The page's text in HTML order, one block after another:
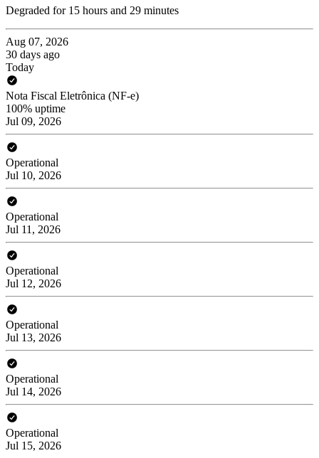
Degraded for 15 hours and 29 minutes
Aug 07, 2026
30 days ago
Today
Nota Fiscal Eletrônica (NF-e)
100% uptime
Jul 09, 2026
Operational
Jul 10, 2026
Operational
Jul 11, 2026
Operational
Jul 12, 2026
Operational
Jul 13, 2026
Operational
Jul 14, 2026
Operational
Jul 15, 2026